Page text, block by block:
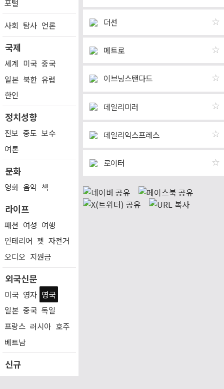
포털
사회 탐사 언론
국제
세계 미국 중국
일본 북한 유럽
한인
정치성향
진보 중도 보수
여론
문화
영화 음악 책
라이프
패션 여성 여행
인테리어 펫 자전거
오디오 지원금
외국신문
미국 영자 영국
일본 중국 독일
프랑스 러시아 호주
베트남
신규
더선 ☆
메트로 ☆
이브닝스탠다드 ☆
데일리미러 ☆
데일리익스프레스 ☆
로이터 ☆